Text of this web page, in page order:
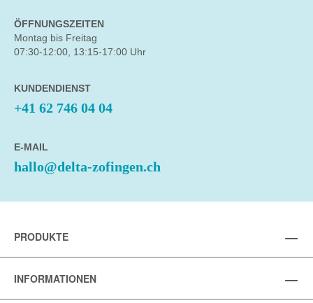
ÖFFNUNGSZEITEN
Montag bis Freitag
07:30-12:00, 13:15-17:00 Uhr
KUNDENDIENST
+41 62 746 04 04
E-MAIL
hallo@delta-zofingen.ch
PRODUKTE
INFORMATIONEN